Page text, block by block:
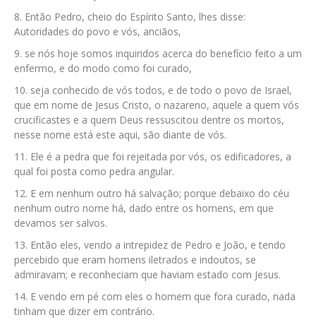
Então Pedro, cheio do Espírito Santo, lhes disse:
Autoridades do povo e vós, anciãos,
se nós hoje somos inquiridos acerca do benefício feito a um
enfermo, e do modo como foi curado,
seja conhecido de vós todos, e de todo o povo de Israel,
que em nome de Jesus Cristo, o nazareno, aquele a quem vós
crucificastes e a quem Deus ressuscitou dentre os mortos,
nesse nome está este aqui, são diante de vós.
Ele é a pedra que foi rejeitada por vós, os edificadores, a
qual foi posta como pedra angular.
E em nenhum outro há salvação; porque debaixo do céu
nenhum outro nome há, dado entre os homens, em que
devamos ser salvos.
Então eles, vendo a intrepidez de Pedro e João, e tendo
percebido que eram homens iletrados e indoutos, se
admiravam; e reconheciam que haviam estado com Jesus.
E vendo em pé com eles o homem que fora curado, nada
tinham que dizer em contrário.